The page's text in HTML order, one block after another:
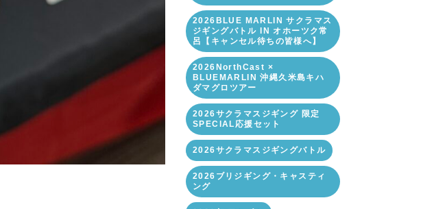
2026BLUE MARLIN サクラマス
ジギングバトル IN オホーツク常
呂【キャンセル待ちの皆様へ】
2026NorthCast ×
BLUEMARLIN 沖縄久米島キハ
ダマグロツアー
2026サクラマスジギング 限定
SPECIAL応援セット
2026サクラマスジギングバトル
2026ブリジギング・キャスティ
ング